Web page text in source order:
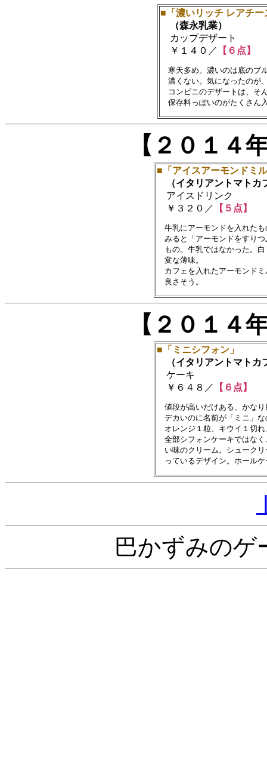
■「濃いリッチ レアチー
（森永乳業）
カップデザート
￥１４０／
【６点】
寒天多め。濃いのは底のブ
濃くない。気になったのが
コンビニのデザートは、そ
【２０１
■「アイスアーモンドミ
（イタリアントマトカ
アイスドリンク
￥３２０／ 【５点】
牛乳にアーモンドを入れた
みると「アーモンドをすりつ
もの。牛乳ではなかった。白
変な薄味。
カフェを入れたアーモンドミ
【２０１
■「ミニシフォン」
（イタリアントマトカ
ケーキ
￥６４８／ 【６点】
値段が高いだけある、かな
デカいのに名前が「ミニ」な
オレンジ１粒、キウイ１切れ
全部シフォンケーキではなく
い味のクリーム。シュークリ
巴かずみのゲ